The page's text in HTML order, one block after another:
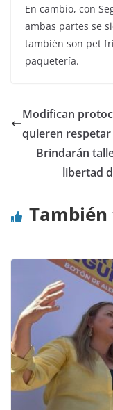
En cambio, con
ambas partes se
también son pet
paquetería.
Modifican
quieren
Brindarán
libertad